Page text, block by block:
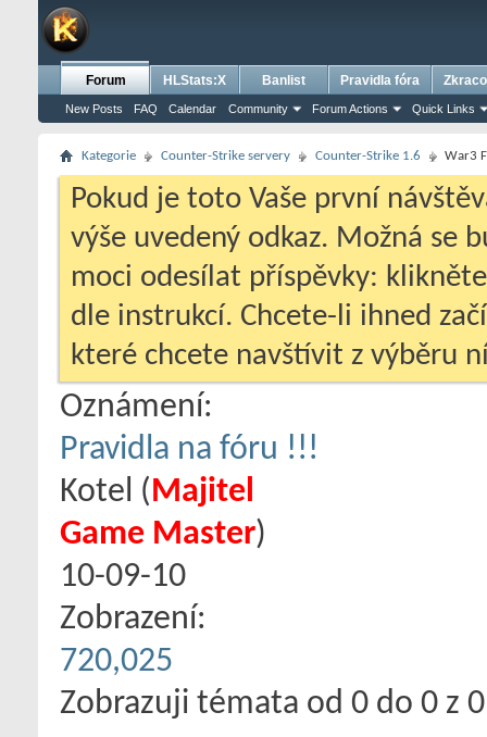
Forum
New Posts FAQ Calendar Community Forum Actions Quick Links
HLStats:X Banlist Pravidla fóra
Kategorie Counter-Strike servery Counter-Strike 1.6 War3
Pokud je toto Vaše první
výše uvedený odkaz. Možná se
moci odesílat příspěvky:
dle instrukcí. Chcete-li ihned
které chcete navštívit z výběru
Oznámení:
Pravidla na fóru !!!
Kotel ‎(Majitel
Game Master)
10-09-10
Zobrazení:
720,025
Zobrazuji témata od 0 do 0 z 0